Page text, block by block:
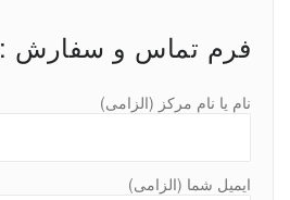
فرم تماس و سفارش :
نام یا نام مرکز (الزامی)
ایمیل شما (الزامی)